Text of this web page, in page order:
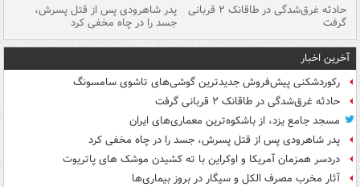
حادثه غرق‌شدگی در طاقانک ۲ قربانی
گرفت
پدر شاهرودی پس از قتل پسرش،
جسد را در چاه مخفی کرد
آخرین اخبار
رکوردشکنی پیش‌فروش جدیدترین گوشی‌های تاشوی سامسونگ
حادثه غرق‌شدگی در طاقانک ۲ قربانی گرفت
مسجد جامع یزد، از باشکوه‌ترین معماری‌های ایران
پدر شاهرودی پس از قتل پسرش، جسد را در چاه مخفی کرد
دردسر همزمان آمریکا و اوکراین با ته کشیدن موشک های پاتریوت
آثار مخرب مصرف الکل و سیگار در بروز بیماری‌ها